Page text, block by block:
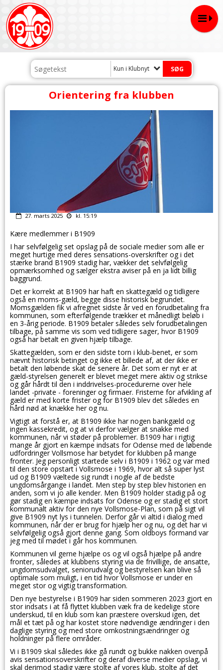
Kun i Klubnyt
Orientering fra klubben
27. marts 2025 kl. 15:19
Kære medlemmer i B1909
I har selvfølgelig set opslag på de sociale medier som alle er
meget hurtige med deres sensations-overskrifter og i det
stærke brand B1909 stadig har, vækker det selvfølgelig
opmærksomhed og sælger ekstra aviser på en ja lidt billig
baggrund.
Det er korrekt at B1909 har haft en skattegæld og tidligere
også en moms-gæld, begge disse historisk begrundet.
Momsgælden fik vi afregnet sidste år ved en forudbetaling fra
kommunen, som efterfølgende trækker et månedligt beløb i
en 3-årig periode. B1909 betaler således selv forudbetalingen
tilbage, på samme vis som ved tidligere sager, hvor B1909
også har betalt en given hjælp tilbage.
Skattegælden, som er den sidste torn i klub-benet, er som
nævnt historisk betinget og ikke et billede af, at der ikke er
betalt den løbende skat de senere år. Det som er nyt er at
gæld-styrelsen generelt er blevet meget mere aktiv og strikse
og går hårdt til den i inddrivelses-procedurerne over hele
landet -private - foreninger og firmaer. Fristerne for afvikling af
gæld er med korte frister og for B1909 blev det således en
hård nød at knække her og nu.
Vigtigt at forstå er, at B1909 ikke har nogen bankgæld og
ingen kassekredit, og at vi derfor vælger at snakke med
kommunen, når vi støder på problemer. B1909 har i rigtig
mange år gjort en kæmpe indsats for Odense med de løbende
udfordringer Vollsmose har betydet for klubben på mange
fronter. Jeg personligt startede selv i B1909 i 1962 og var med
til den store opstart i Vollsmose i 1969, hvor alt så super lyst
ud og B1909 væltede sig rundt i nogle af de bedste
ungdomsårgange i landet. Men step by step blev historien en
anden, som vi jo alle kender. Men B1909 holder stadig på og
gør stadig en kæmpe indsats for Odense og er stadig et stort
kommunalt aktiv for den nye Vollsmose-Plan, som på sigt vil
give B1909 nyt lys i tunnelen. Derfor går vi altid i dialog med
kommunen, når der er brug for hjælp her og nu, og det har vi
selvfølgelig også gjort denne gang. Som oldboys formand var
jeg med til mødet i går hos kommunen.
Kommunen vil gerne hjælpe os og vil også hjælpe på andre
fronter, således at klubbens styring via de frivillige, de ansatte,
ungdomsudvalget, seniorudvalg og bestyrelsen kan blive så
optimale som muligt, i en tid hvor Vollsmose er under en
meget stor og vigtig transformation.
Den nye bestyrelse i B1909 har siden sommeren 2023 gjort en
stor indsats i at få flyttet klubben væk fra de kedelige store
underskud, til en klub som kan præstere overskud igen, det
mål et tæt på og har kostet store nødvendige ændringer i den
daglige styring og med store omkostningsændringer og
holdninger på flere områder.
Vi i B1909 skal således ikke gå rundt og bukke nakken ovenpå
avis sensationsoverskrifter og deraf diverse medier opslag, vi
skal derimod stadig være stolte af vores klub, stolte af det